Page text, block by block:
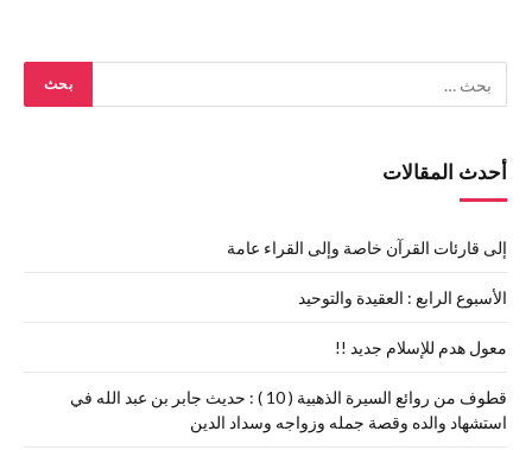
أحدث المقالات
إلى قارئات القرآن خاصة وإلى القراء عامة
الأسبوع الرابع : العقيدة والتوحيد
معول هدم للإسلام جديد !!
قطوف من روائع السيرة الذهبية ( 10 ) : حديث جابر بن عبد الله في
استشهاد والده وقصة جمله وزواجه وسداد الدين